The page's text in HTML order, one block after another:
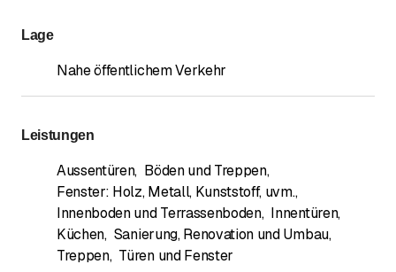
Lage
Nahe öffentlichem Verkehr
Leistungen
Aussentüren, Böden und Treppen,
Fenster: Holz, Metall, Kunststoff, uvm.,
Innenboden und Terrassenboden, Innentüren,
Küchen, Sanierung, Renovation und Umbau,
Treppen, Türen und Fenster